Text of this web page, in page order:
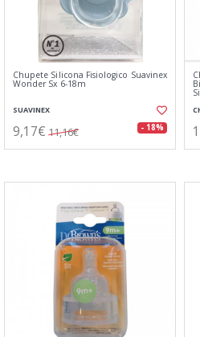
Chupete Silicona Fisiologico Suavinex
Wonder Sx 6-18m
SUAVINEX
9,17€ 11,16€ - 18%